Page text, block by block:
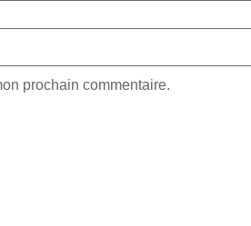
prochain commentaire.